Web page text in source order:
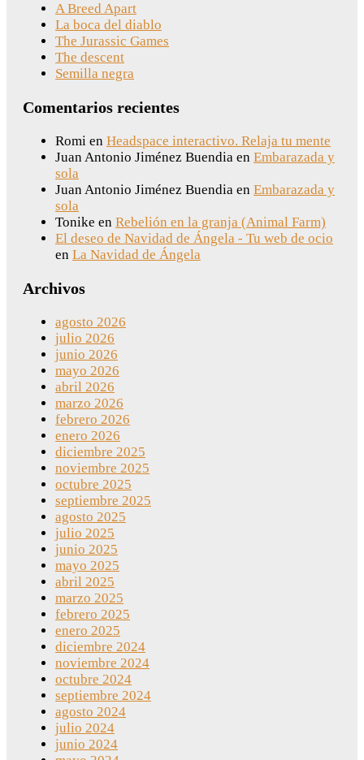
A Breed Apart
La boca del diablo
The Jurassic Games
The descent
Semilla negra
Comentarios recientes
Romi en Headspace interactivo. Relaja tu mente
Juan Antonio Jiménez Buendia en Embarazada y
sola
Juan Antonio Jiménez Buendia en Embarazada y
sola
Tonike en Rebelión en la granja (Animal Farm)
El deseo de Navidad de Ángela - Tu web de ocio
en La Navidad de Ángela
Archivos
agosto 2026
julio 2026
junio 2026
mayo 2026
abril 2026
marzo 2026
febrero 2026
enero 2026
diciembre 2025
noviembre 2025
octubre 2025
septiembre 2025
agosto 2025
julio 2025
junio 2025
mayo 2025
abril 2025
marzo 2025
febrero 2025
enero 2025
diciembre 2024
noviembre 2024
octubre 2024
septiembre 2024
agosto 2024
julio 2024
junio 2024